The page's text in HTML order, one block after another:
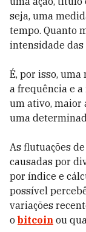
seja, uma
tempo. Quanto
intensidade das
É, por isso,
a frequência e
um ativo, maior
uma
As flutuações
causadas por
por índice e
possível
variações
o bitcoin ou